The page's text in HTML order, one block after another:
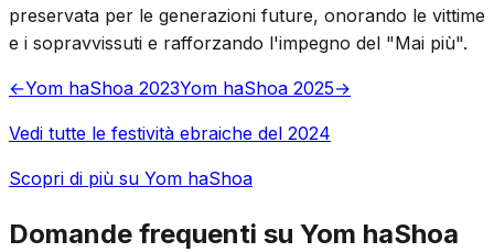
preservata per le generazioni future, onorando le vittime
e i sopravvissuti e rafforzando l'impegno del "Mai più".
←Yom haShoa 2023Yom haShoa 2025→
Vedi tutte le festività ebraiche del 2024
Scopri di più su Yom haShoa
Domande frequenti su Yom haShoa